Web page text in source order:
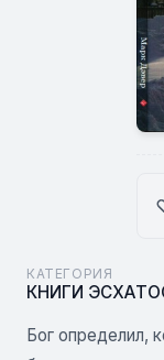
КАТЕГОРИЯ
КНИГИ
Бог определил,